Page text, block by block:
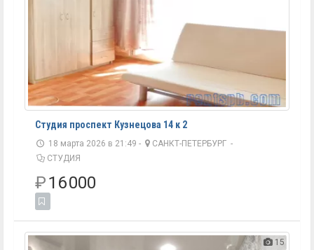
Студия проспект Кузнецова 14 к 2
18 марта 2026 в 21:49 - САНКТ-ПЕТЕРБУРГ -
СТУДИЯ
₽16 000
15